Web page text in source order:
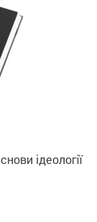
ідеології